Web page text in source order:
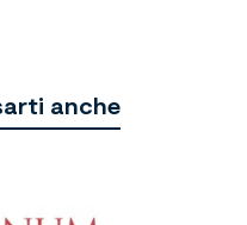
anche